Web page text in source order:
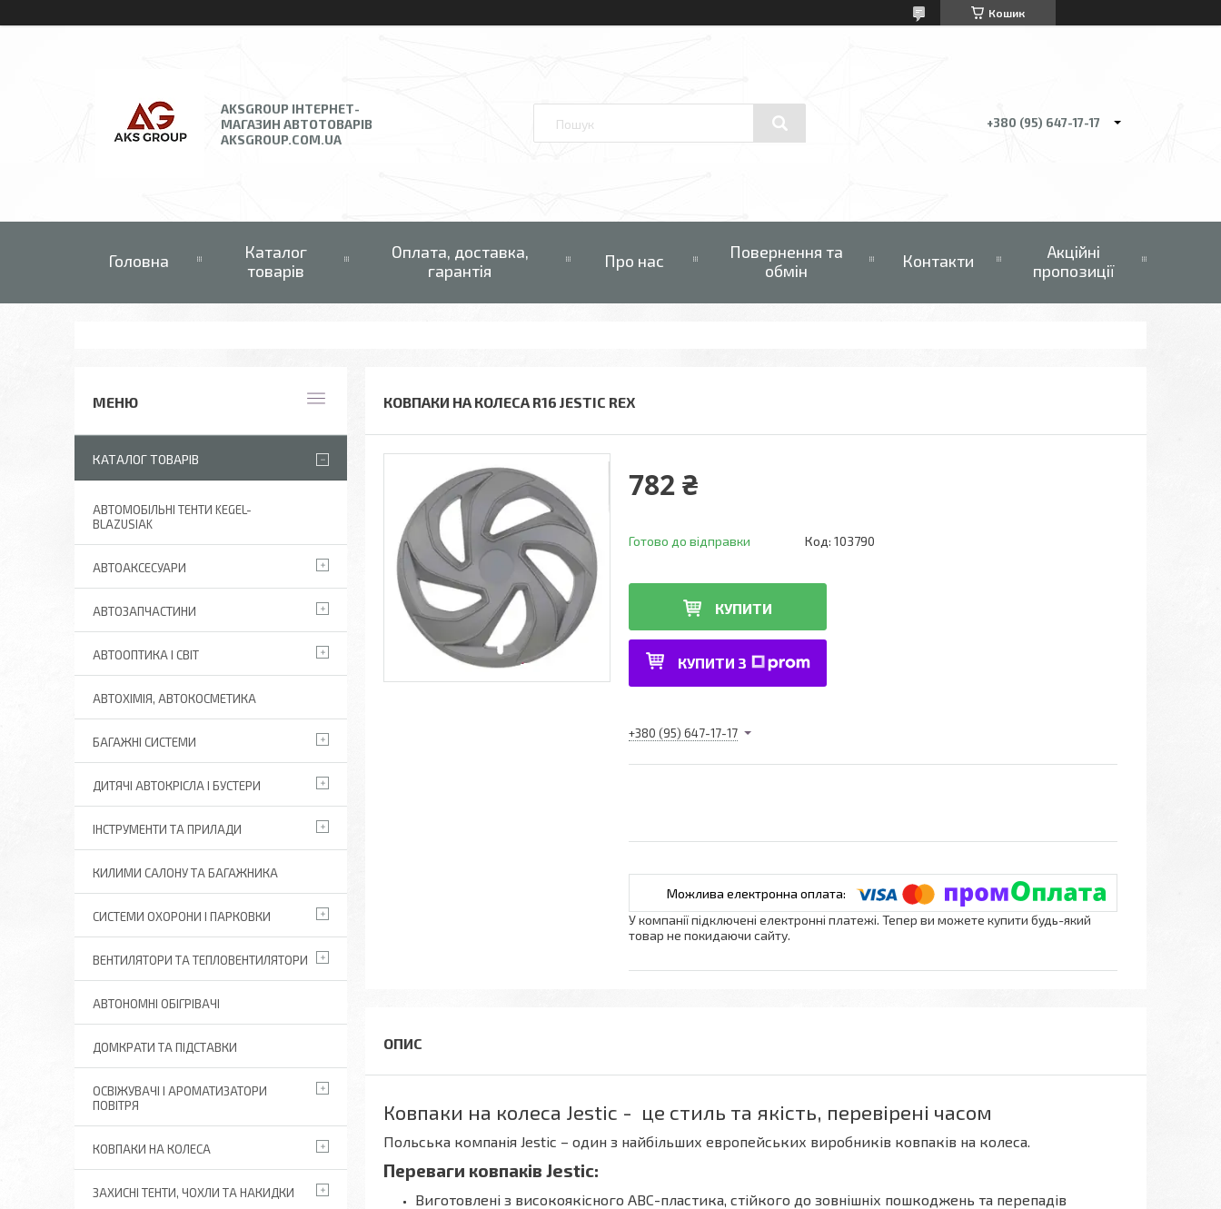
Кошик
AKSGROUP ІНТЕРНЕТ-
МАГАЗИН АВТОТОВАРІВ
AKSGROUP.COM.UA
+380 (95) 647-17-17
Головна
Каталог
товарів
Оплата, доставка,
гарантія
Про нас
Повернення та
обмін
Контакти
Акційні
пропозиції
КОВПАКИ НА КОЛЕСА R16 JESTIC REX
782 ₴
Готово до відправки Код: 103790
КУПИТИ
КУПИТИ З
+380 (95) 647-17-17
У компанії підключені електронні платежі. Тепер ви можете купити будь-який
товар не покидаючи сайту.
Ковпаки на колеса Jestic - це стиль та якість, перевірені часом
Польська компанія Jestic – один з найбільших европейських виробників ковпаків на колеса.
Переваги ковпаків Jestic:
Виготовлені з високоякісного АВС-пластика, стійкого до зовнішніх пошкоджень та перепадів
КАТАЛОГ ТОВАРІВ
АВТОМОБІЛЬНІ ТЕНТИ KEGEL-
BLAZUSIAK
АВТОАКСЕСУАРИ
АВТОЗАПЧАСТИНИ
АВТООПТИКА І СВІТ
АВТОХІМІЯ, АВТОКОСМЕТИКА
БАГАЖНІ СИСТЕМИ
ДИТЯЧІ АВТОКРІСЛА І БУСТЕРИ
ІНСТРУМЕНТИ ТА ПРИЛАДИ
КИЛИМИ САЛОНУ ТА БАГАЖНИКА
СИСТЕМИ ОХОРОНИ І ПАРКОВКИ
ВЕНТИЛЯТОРИ ТА ТЕПЛОВЕНТИЛЯТОРИ
АВТОНОМНІ ОБІГРІВАЧІ
ДОМКРАТИ ТА ПІДСТАВКИ
ОСВІЖУВАЧІ І АРОМАТИЗАТОРИ
ПОВІТРЯ
КОВПАКИ НА КОЛЕСА
ЗАХИСНІ ТЕНТИ, ЧОХЛИ ТА НАКИДКИ